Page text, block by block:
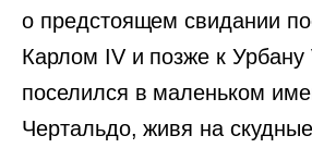
о предстоящем свидании
Карлом IV и позже к Урбану
поселился в маленьком
Чертальдо, живя на